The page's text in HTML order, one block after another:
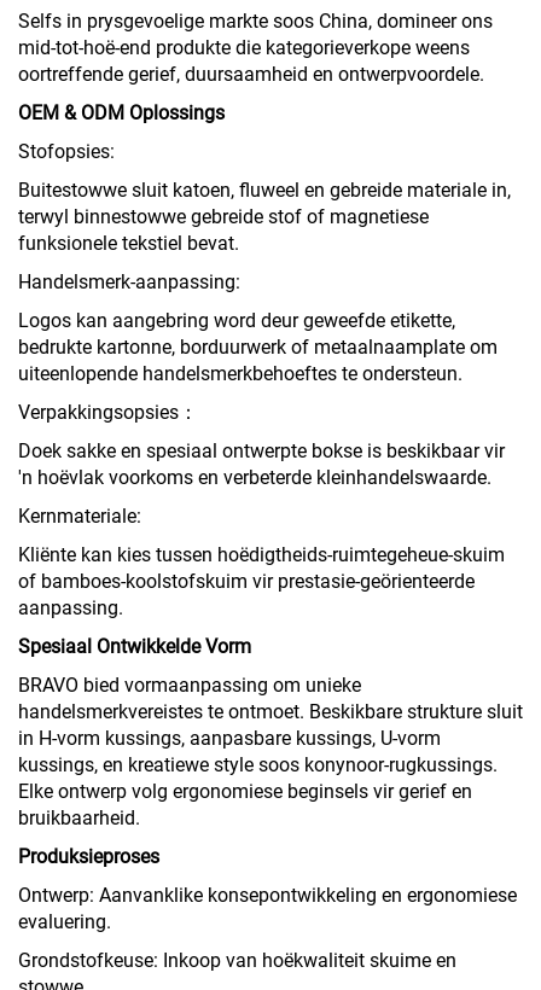
Selfs in prysgevoelige markte soos China, domineer ons
mid-tot-hoë-end produkte die kategorieverkope weens
oortreffende gerief, duursaamheid en ontwerpvoordele.
OEM & ODM Oplossings
Stofopsies:
Buitestowwe sluit katoen, fluweel en gebreide materiale in,
terwyl binnestowwe gebreide stof of magnetiese
funksionele tekstiel bevat.
Handelsmerk-aanpassing:
Logos kan aangebring word deur geweefde etikette,
bedrukte kartonne, borduurwerk of metaalnaamplate om
uiteenlopende handelsmerkbehoeftes te ondersteun.
Verpakkingsopsies：
Doek sakke en spesiaal ontwerpte bokse is beskikbaar vir
'n hoëvlak voorkoms en verbeterde kleinhandelswaarde.
Kernmateriale:
Kliënte kan kies tussen hoëdigtheids-ruimtegeheue-skuim
of bamboes-koolstofskuim vir prestasie-geörienteerde
aanpassing.
Spesiaal Ontwikkelde Vorm
BRAVO bied vormaanpassing om unieke
handelsmerkvereistes te ontmoet. Beskikbare strukture sluit
in H-vorm kussings, aanpasbare kussings, U-vorm
kussings, en kreatiewe style soos konynoor-rugkussings.
Elke ontwerp volg ergonomiese beginsels vir gerief en
bruikbaarheid.
Produksieproses
Ontwerp: Aanvanklike konsepontwikkeling en ergonomiese
evaluering.
Grondstofkeuse: Inkoop van hoëkwaliteit skuime en